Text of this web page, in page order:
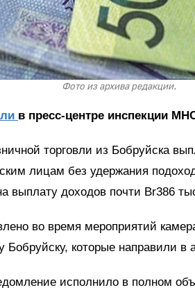
Фото из архива редакции.
в пресс-центре инспекции
торговли из Бобруйска
лицам без удержания
выплату доходов почти Br386
во время мероприятий
которые направили в
исполнило в полном